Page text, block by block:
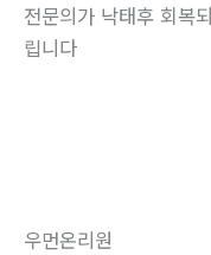
전문의가 낙태후 회복
립니다
우먼온리원